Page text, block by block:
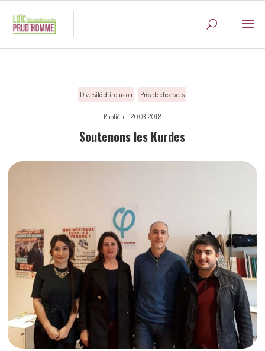
Diversité et inclusion Près de chez vous
Publié le : 20.03.2018
Soutenons les Kurdes